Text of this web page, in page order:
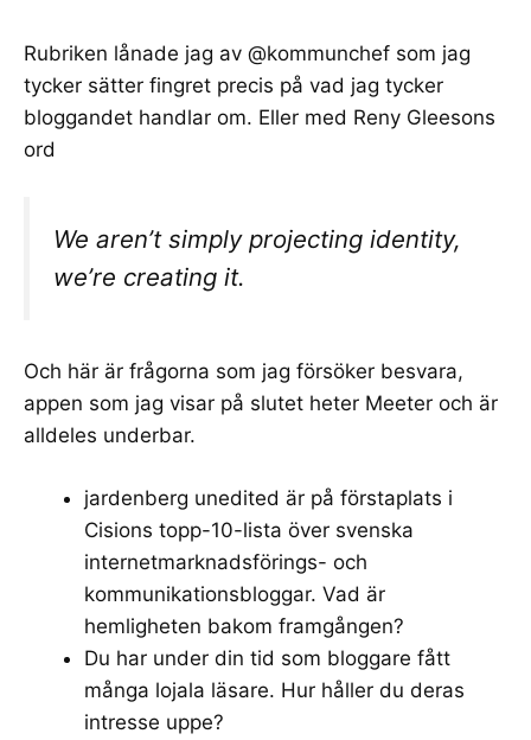
Rubriken lånade jag av @kommunchef som jag
tycker sätter fingret precis på vad jag tycker
bloggandet handlar om. Eller med Reny Gleesons
ord
We aren’t simply projecting identity,
we’re creating it.
Och här är frågorna som jag försöker besvara,
appen som jag visar på slutet heter Meeter och är
alldeles underbar.
jardenberg unedited är på förstaplats i
Cisions topp-10-lista över svenska
internetmarknadsförings- och
kommunikationsbloggar. Vad är
hemligheten bakom framgången?
Du har under din tid som bloggare fått
många lojala läsare. Hur håller du deras
intresse uppe?